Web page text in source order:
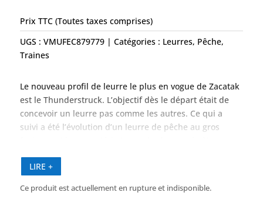
Prix TTC (Toutes taxes comprises)
UGS :VMUFEC879779 Catégories : Leurres, Pêche,
Traines
Le nouveau profil de leurre le plus en vogue de Zacatak
est le Thunderstruck. L’objectif dès le départ était de
concevoir un leurre pas comme les autres. Ce qui a
suivi a été l’évolution d’un leurre de pêche au gros
Leurre visuel distinctif, le Thunderstruck est
extrêmement irrégulier en action. Il respire et fume
LIRE +
Ce produit est actuellement en rupture et indisponible.